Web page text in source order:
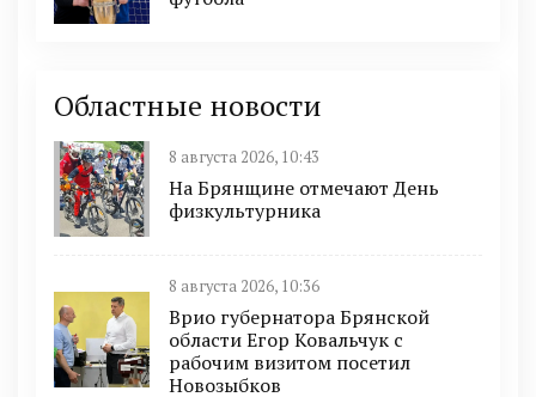
Областные новости
8 августа 2026, 10:43
На Брянщине отмечают День
физкультурника
8 августа 2026, 10:36
Врио губернатора Брянской
области Егор Ковальчук с
рабочим визитом посетил
Новозыбков